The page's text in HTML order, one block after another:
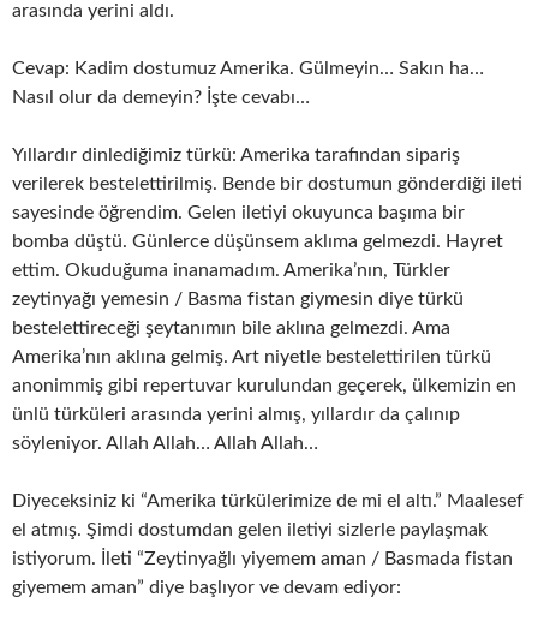
arasında yerini aldı.
Cevap: Kadim dostumuz Amerika. Gülmeyin… Sakın ha…
Nasıl olur da demeyin? İşte cevabı…
Yıllardır dinlediğimiz türkü: Amerika tarafından sipariş
verilerek bestelettirilmiş. Bende bir dostumun gönderdiği ileti
sayesinde öğrendim. Gelen iletiyi okuyunca başıma bir
bomba düştü. Günlerce düşünsem aklıma gelmezdi. Hayret
ettim. Okuduğuma inanamadım. Amerika’nın, Türkler
zeytinyağı yemesin / Basma fistan giymesin diye türkü
bestelettireceği şeytanımın bile aklına gelmezdi. Ama
Amerika’nın aklına gelmiş. Art niyetle bestelettirilen türkü
anonimmiş gibi repertuvar kurulundan geçerek, ülkemizin en
ünlü türküleri arasında yerini almış, yıllardır da çalınıp
söyleniyor. Allah Allah… Allah Allah…
Diyeceksiniz ki “Amerika türkülerimize de mi el altı.” Maalesef
el atmış. Şimdi dostumdan gelen iletiyi sizlerle paylaşmak
istiyorum. İleti “Zeytinyağlı yiyemem aman / Basmada fistan
giyemem aman” diye başlıyor ve devam ediyor: